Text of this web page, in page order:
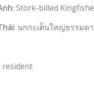
: Stork-billed
: นกกะเต็นใหญ่ธรรมดา
resident